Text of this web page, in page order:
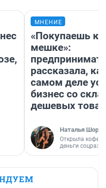
МНЕНИЕ
«Покупаешь
мешке»:
рассказала,
самом деле
бизнес со
дешевых
Наталья
Открыла
деньги